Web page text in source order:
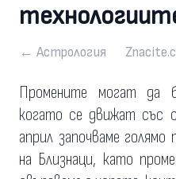
← Астрология
Промените могат да
когато се движат със
април започваме
на Близнаци, като